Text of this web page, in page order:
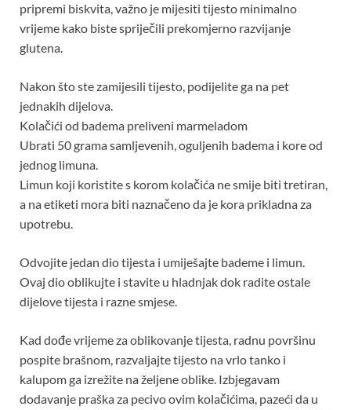
pripremi biskvita, važno je mijesiti tijesto minimalno
vrijeme kako biste spriječili prekomjerno razvijanje
glutena.
Nakon što ste zamijesili tijesto, podijelite ga na pet
jednakih dijelova.
Kolačići od badema preliveni marmeladom
Ubrati 50 grama samljevenih, oguljenih badema i kore od
jednog limuna.
Limun koji koristite s korom kolačića ne smije biti tretiran,
a na etiketi mora biti naznačeno da je kora prikladna za
upotrebu.
Odvojite jedan dio tijesta i umiješajte bademe i limun.
Ovaj dio oblikujte i stavite u hladnjak dok radite ostale
dijelove tijesta i razne smjese.
Kad dođe vrijeme za oblikovanje tijesta, radnu površinu
pospite brašnom, razvaljajte tijesto na vrlo tanko i
kalupom ga izrežite na željene oblike. Izbjegavam
dodavanje praška za pecivo ovim kolačićima, pazeći da u